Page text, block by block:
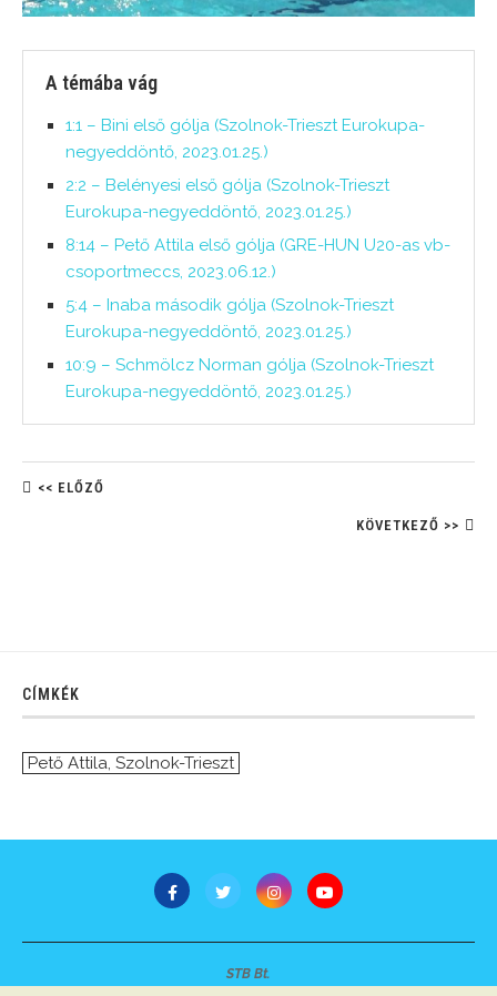
A témába vág
1:1 – Bini első gólja (Szolnok-Trieszt Eurokupa-
negyeddöntő, 2023.01.25.)
2:2 – Belényesi első gólja (Szolnok-Trieszt
Eurokupa-negyeddöntő, 2023.01.25.)
8:14 – Pető Attila első gólja (GRE-HUN U20-as vb-
csoportmeccs, 2023.06.12.)
5:4 – Inaba második gólja (Szolnok-Trieszt
Eurokupa-negyeddöntő, 2023.01.25.)
10:9 – Schmölcz Norman gólja (Szolnok-Trieszt
Eurokupa-negyeddöntő, 2023.01.25.)
<< ELŐZŐ
KÖVETKEZŐ >>
CÍMKÉK
Pető Attila, Szolnok-Trieszt
STB Bt.